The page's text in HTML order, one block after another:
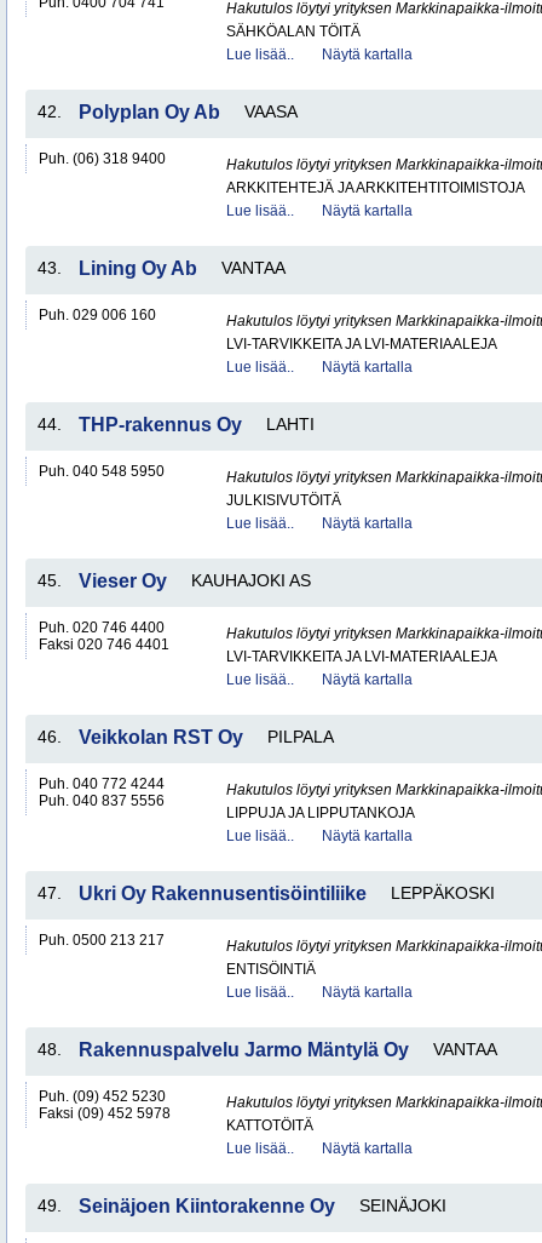
Hakutulos löytyi yrityksen Markkinapaikka-
SÄHKÖALAN TÖITÄ
Lue lisää..
Näytä kartalla
42. Polyplan Oy Ab VAASA
Puh. (06) 318 9400
Hakutulos löytyi yrityksen Markkinapaikka-
ARKKITEHTEJÄ JA ARKKITEHTITOIMISTOJA
Lue lisää..
Näytä kartalla
43. Lining Oy Ab VANTAA
Puh. 029 006 160
Hakutulos löytyi yrityksen Markkinapaikka-
LVI-TARVIKKEITA JA LVI-MATERIAALEJA
Lue lisää..
Näytä kartalla
44. THP-rakennus Oy LAHTI
Puh. 040 548 5950
Hakutulos löytyi yrityksen Markkinapaikka-
JULKISIVUTÖITÄ
Lue lisää..
Näytä kartalla
45. Vieser Oy KAUHAJOKI AS
Puh. 020 746 4400
Faksi 020 746 4401
Hakutulos löytyi yrityksen Markkinapaikka-
LVI-TARVIKKEITA JA LVI-MATERIAALEJA
Lue lisää..
Näytä kartalla
46. Veikkolan RST Oy PILPALA
Puh. 040 772 4244
Puh. 040 837 5556
Hakutulos löytyi yrityksen Markkinapaikka-
LIPPUJA JA LIPPUTANKOJA
Lue lisää..
Näytä kartalla
47. Ukri Oy Rakennusentisöintiliike LEPPÄKOSKI
Puh. 0500 213 217
Hakutulos löytyi yrityksen Markkinapaikka-
ENTISÖINTIÄ
Lue lisää..
Näytä kartalla
48. Rakennuspalvelu Jarmo Mäntylä Oy VANTAA
Puh. (09) 452 5230
Faksi (09) 452 5978
Hakutulos löytyi yrityksen Markkinapaikka-
KATTOTÖITÄ
Lue lisää..
Näytä kartalla
49. Seinäjoen Kiintorakenne Oy SEINÄJOKI